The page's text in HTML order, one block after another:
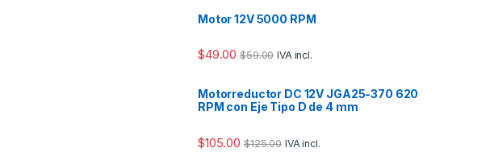
Motor 12V 5000 RPM
$49.00 $59.00 IVA incl.
Motorreductor DC 12V JGA25-370 620
RPM con Eje Tipo D de 4 mm
$105.00 $125.00 IVA incl.